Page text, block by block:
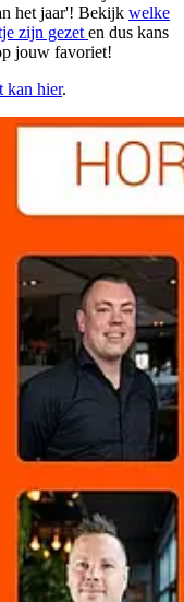
het jaar'! Bekijk welke
zijn gezeten dus kans
jouw favoriet!
kan hier.